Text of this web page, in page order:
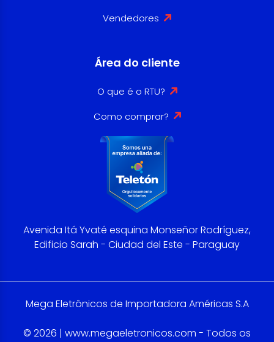
Vendedores
Área do cliente
O que é o RTU?
Como comprar?
Avenida Itá Yvaté esquina Monseñor Rodríguez,
Edificio Sarah - Ciudad del Este - Paraguay
Mega Eletrônicos de Importadora Américas S.A
© 2026 | www.megaeletronicos.com - Todos os